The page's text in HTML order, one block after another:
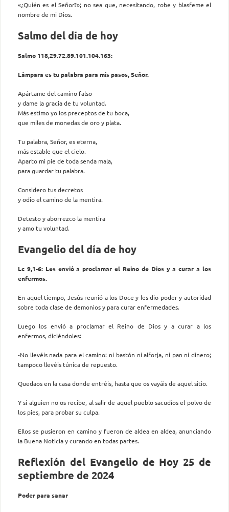
«¿Quién es el Señor?»; no sea que, necesitando, robe y blasfeme el
nombre de mi Dios.
Salmo del día de hoy
Salmo 118,29.72.89.101.104.163:
Lámpara es tu palabra para mis pasos, Señor.
Apártame del camino falso
y dame la gracia de tu voluntad.
Más estimo yo los preceptos de tu boca,
que miles de monedas de oro y plata.
Tu palabra, Señor, es eterna,
más estable que el cielo.
Aparto mi pie de toda senda mala,
para guardar tu palabra.
Considero tus decretos
y odio el camino de la mentira.
Detesto y aborrezco la mentira
y amo tu voluntad.
Evangelio del día de hoy
Lc 9,1-6: Les envió a proclamar el Reino de Dios y a curar a los
enfermos.
En aquel tiempo, Jesús reunió a los Doce y les dio poder y autoridad
sobre toda clase de demonios y para curar enfermedades.
Luego los envió a proclamar el Reino de Dios y a curar a los
enfermos, diciéndoles:
-No llevéis nada para el camino: ni bastón ni alforja, ni pan ni dinero;
tampoco llevéis túnica de repuesto.
Quedaos en la casa donde entréis, hasta que os vayáis de aquel sitio.
Y si alguien no os recibe, al salir de aquel pueblo sacudíos el polvo de
los pies, para probar su culpa.
Ellos se pusieron en camino y fueron de aldea en aldea, anunciando
la Buena Noticia y curando en todas partes.
Reflexión del Evangelio de Hoy 25 de
septiembre de 2024
Poder para sanar